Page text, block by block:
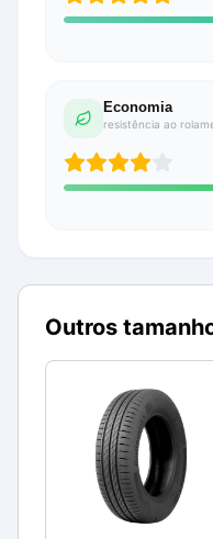
Economia
resistência ao
Outros